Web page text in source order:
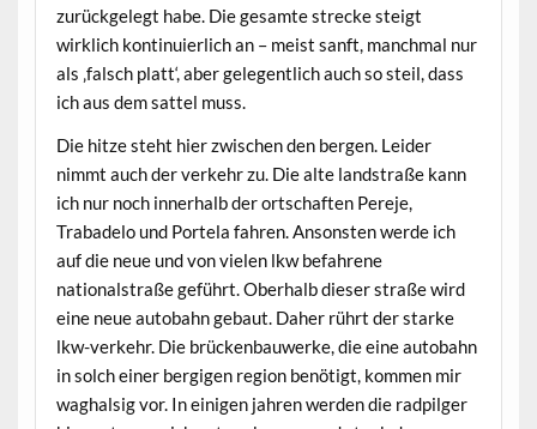
zurückgelegt habe. Die gesamte strecke steigt
wirklich kontinuierlich an – meist sanft, manchmal nur
als ‚falsch platt‘, aber gelegentlich auch so steil, dass
ich aus dem sattel muss.
Die hitze steht hier zwischen den bergen. Leider
nimmt auch der verkehr zu. Die alte landstraße kann
ich nur noch innerhalb der ortschaften Pereje,
Trabadelo und Portela fahren. Ansonsten werde ich
auf die neue und von vielen lkw befahrene
nationalstraße geführt. Oberhalb dieser straße wird
eine neue autobahn gebaut. Daher rührt der starke
lkw-verkehr. Die brückenbauwerke, die eine autobahn
in solch einer bergigen region benötigt, kommen mir
waghalsig vor. In einigen jahren werden die radpilger